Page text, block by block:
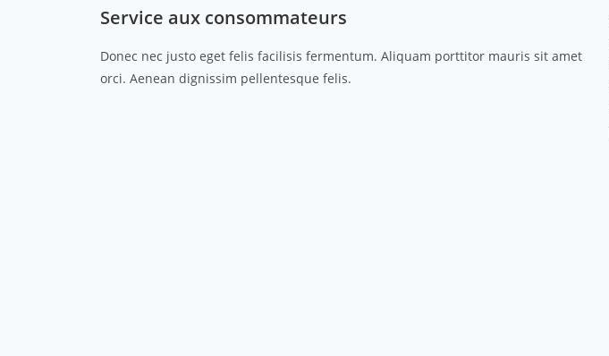
Service aux consommateurs
Donec nec justo eget felis facilisis fermentum. Aliquam porttitor mauris sit amet
orci. Aenean dignissim pellentesque felis.